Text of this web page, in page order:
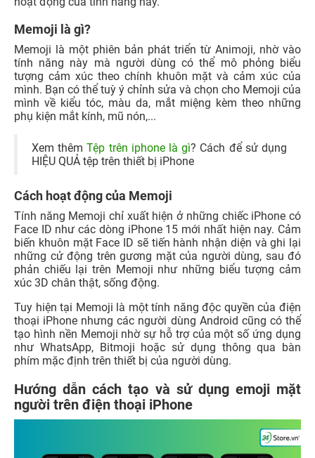
Memoji là gì?
Memoji là một phiên bản phát triển từ Animoji, nhờ vào
tính năng này mà người dùng có thể mô phỏng biểu
tượng cảm xúc theo chính khuôn mặt và cảm xúc của
mình. Bạn có thể tuỳ ý chỉnh sửa và chọn cho Memoji của
mình về kiểu tóc, màu da, mắt miệng kèm theo những
phụ kiện mắt kính, mũ nón,...
Xem thêmTệp trên iphone là gì? Cách để sử dụng
HIỆU QUẢ tệp trên thiết bị iPhone
Cách hoạt động của Memoji
Tính năng Memoji chỉ xuất hiện ở những chiếc iPhone có
Face ID như các dòng iPhone 15 mới nhất hiện nay. Cảm
biến khuôn mặt Face ID sẽ tiến hành nhận diện và ghi lại
những cử động trên gương mặt của người dùng, sau đó
phản chiếu lại trên Memoji như những biểu tượng cảm
xúc 3D chân thật, sống động.
Tuy hiện tại Memoji là một tính năng độc quyền của điện
thoại iPhone nhưng các người dùng Android cũng có thể
tạo hình nền Memoji nhờ sự hỗ trợ của một số ứng dụng
như WhatsApp, Bitmoji hoặc sử dụng thông qua bàn
phím mặc định trên thiết bị của người dùng.
Hướng dẫn cách tạo và sử dụng emoji mặt
người trên điện thoại iPhone